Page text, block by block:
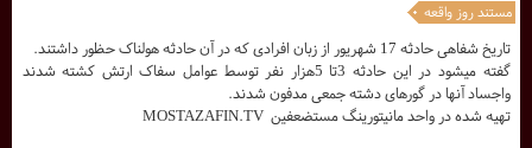
تاریخ شفاهی حادثه 17 شهریور از زبان افرادی که در آن حادثه هولناک حظور داشتند.
گفته میشود در این حادثه 3تا 5هزار نفر توسط عوامل سفاک ارتش کشته شدند
واجساد آنها در گورهای دشته جمعی مدفون شدند.
تهيه شده در واحد مانيتورينگ مستضعفين MOSTAZAFIN.TV
مستند روز واقعه